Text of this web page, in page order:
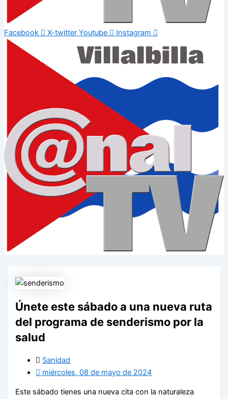
Facebook X-twitter Youtube Instagram
Únete este sábado a una nueva ruta
del programa de senderismo por la
salud
Sanidad
miércoles, 08 de mayo de 2024
Este sábado tienes una nueva cita con la naturaleza